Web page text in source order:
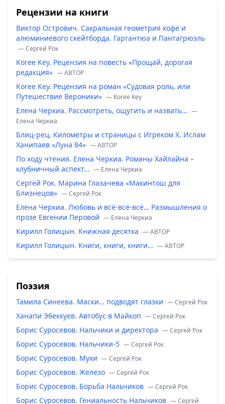
Рецензии на книги
Виктор Острович. Сакральная геометрия кофе и
алюминиевого скейтборда. Гаргантюа и Пантагрюэль
— Сергей Рок
Koree Key. Рецензия на повесть «Прощай, дорогая
редакция» — ABTOP
Koree Key. Рецензия на роман «Судовая роль, или
Путешествие Вероники» — Koree Key
Елена Черкиа. Рассмотреть, ощутить и назвать… —
Елена Черкиа
Блиц-рец. Километры и страницы с Игреком Х. Ислам
Ханипаев «Луна 84» — ABTOP
По ходу чтения. Елена Черкиа. Романы Хайлайна –
клубничный аспект… — Елена Черкиа
Сергей Рок. Марина Глазачева «Макинтош для
Близнецов» — Сергей Рок
Елена Черкиа. Любовь и всё-всё-всё… Размышления о
прозе Евгении Перовой — Елена Черкиа
Кирилл Голицын. Книжная десятка — ABTOP
Кирилл Голицын. Книги, книги, книги… — ABTOP
Поэзия
Тамила Синеева. Маски… подводят глазки — Сергей Рок
Ханапи Эбеккуев. Автобус в Майкоп — Сергей Рок
Борис Суросевов. Нальчики и директора — Сергей Рок
Борис Суросевов. Нальчики-5 — Сергей Рок
Борис Суросевов. Мухи — Сергей Рок
Борис Суросевов. Железо — Сергей Рок
Борис Суросевов. Борьба Нальчиков — Сергей Рок
Борис Суросевов. Гениальность Нальчиков — Сергей